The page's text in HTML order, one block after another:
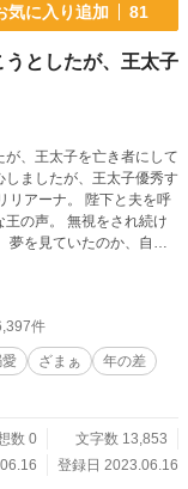
気に入り追加 81
としたが、王太子
、王太子を亡き者にして
ましたが、王太子優秀す
の声。 無視をされ続け
甘えてはいたが、現実
件
ざまぁ
年の差
数 0
文字数 13,853
登録日 2023.06.16